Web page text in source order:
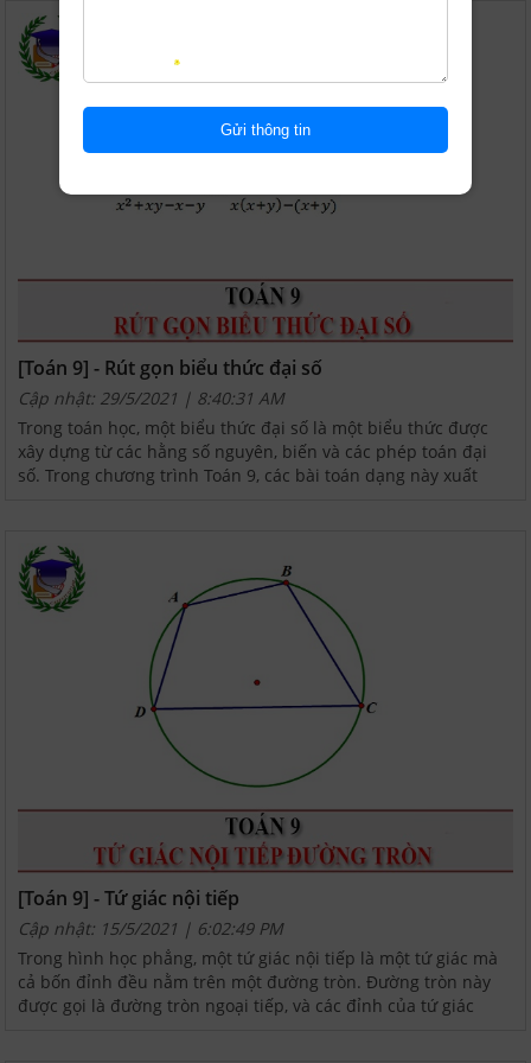
[Toán 9] - Rút gọn biểu thức đại số
Cập nhật: 29/5/2021 | 8:40:31 AM
Trong toán học, một biểu thức đại số là một biểu thức được
xây dựng từ các hằng số nguyên, biến và các phép toán đại
số. Trong chương trình Toán 9, các bài toán dạng này xuất
[Toán 9] - Tứ giác nội tiếp
Cập nhật: 15/5/2021 | 6:02:49 PM
Trong hình học phẳng, một tứ giác nội tiếp là một tứ giác mà
cả bốn đỉnh đều nằm trên một đường tròn. Đường tròn này
được gọi là đường tròn ngoại tiếp, và các đỉnh của tứ giác